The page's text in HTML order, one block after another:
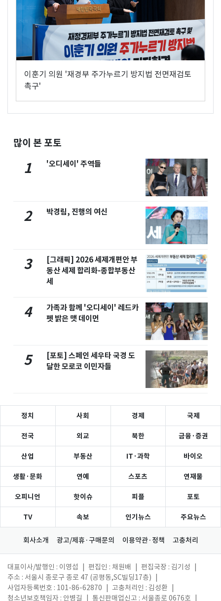
이훈기 의원 '재경부 주가누르기 방지법 전면재검토
촉구'
많이 본 포토
1 '오디세이' 주역들
2 박경림, 진행의 여신
3
[그래픽] 2026 세제개편안 부
동산 세제 합리화-종합부동산
세
4
가족과 함께 '오디세이' 레드카
펫 밝은 맷 데이먼
5
[포토] 스페인 세우타 국경 도
달한 모로코 이민자들
정치 사회 경제 국제
전국 외교 북한 금융·증권
산업 부동산 IT·과학 바이오
생활·문화 연예 스포츠 연재물
오피니언 핫이슈 피플 포토
TV 속보 인기뉴스 주요뉴스
회사소개 광고/제휴·구매문의 이용약관·정책 고충처리
대표이사/발행인 : 이영섭 편집인 : 채원배 편집국장 : 김기성
주소 : 서울시 종로구 종로 47 (공평동,SC빌딩17층)
사업자등록번호 : 101-86-62870
고충처리인 : 김성환
청소년보호책임자 : 안병길
통신판매업신고 : 서울종로 0676호